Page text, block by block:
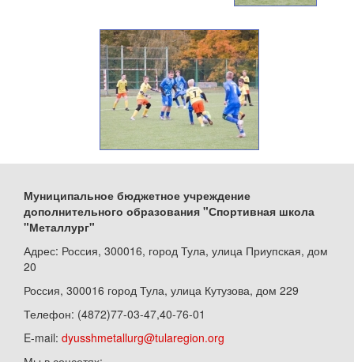
Муниципальное бюджетное учреждение
дополнительного образования "Спортивная школа
"Металлург"
Адрес: Россия, 300016, город Тула, улица Приупская, дом
20
Россия, 300016 город Тула, улица Кутузова, дом 229
Телефон: (4872)77-03-47,40-76-01
E-mail: dyusshmetallurg@tularegion.org